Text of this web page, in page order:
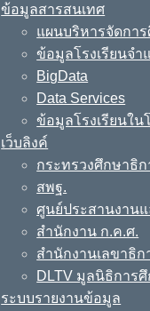
ข้อมูลสารสนเทศ
แผนบริหารจัดกา
ข้อมูลโรงเรียนจ
BigData
Data Services
ข้อมูลโรงเรียนใน
เว็บลิงค์
กระทรวงศึกษาธิก
สพฐ.
ศูนย์ประสานงาน
สำนักงาน ก.ค.ศ.
สำนักงานเลขาธิก
DLTV มูลนิธิการ
ระบบรายงานข้อมูล